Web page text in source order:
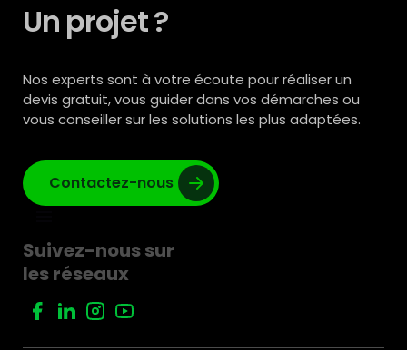
Un projet ?
Nos experts sont à votre écoute pour réaliser un
devis gratuit, vous guider dans vos démarches ou
vous conseiller sur les solutions les plus adaptées.
Contactez-nous
Suivez-nous sur
les réseaux